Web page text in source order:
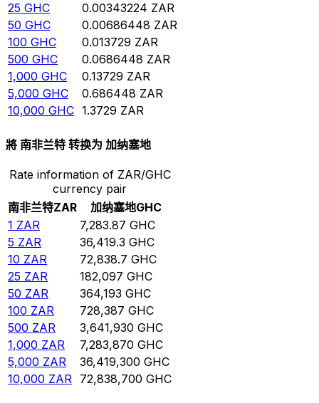
25 GHC 0.00343224 ZAR
50 GHC 0.00686448 ZAR
100 GHC 0.013729 ZAR
500 GHC 0.0686448 ZAR
1,000 GHC 0.13729 ZAR
5,000 GHC 0.686448 ZAR
10,000 GHC 1.3729 ZAR
將 南非兰特 转换为 加纳塞地
Rate information of ZAR/GHC
currency pair
南非兰特ZAR 加纳塞地GHC
1 ZAR 7,283.87 GHC
5 ZAR 36,419.3 GHC
10 ZAR 72,838.7 GHC
25 ZAR 182,097 GHC
50 ZAR 364,193 GHC
100 ZAR 728,387 GHC
500 ZAR 3,641,930 GHC
1,000 ZAR 7,283,870 GHC
5,000 ZAR 36,419,300 GHC
10,000 ZAR 72,838,700 GHC